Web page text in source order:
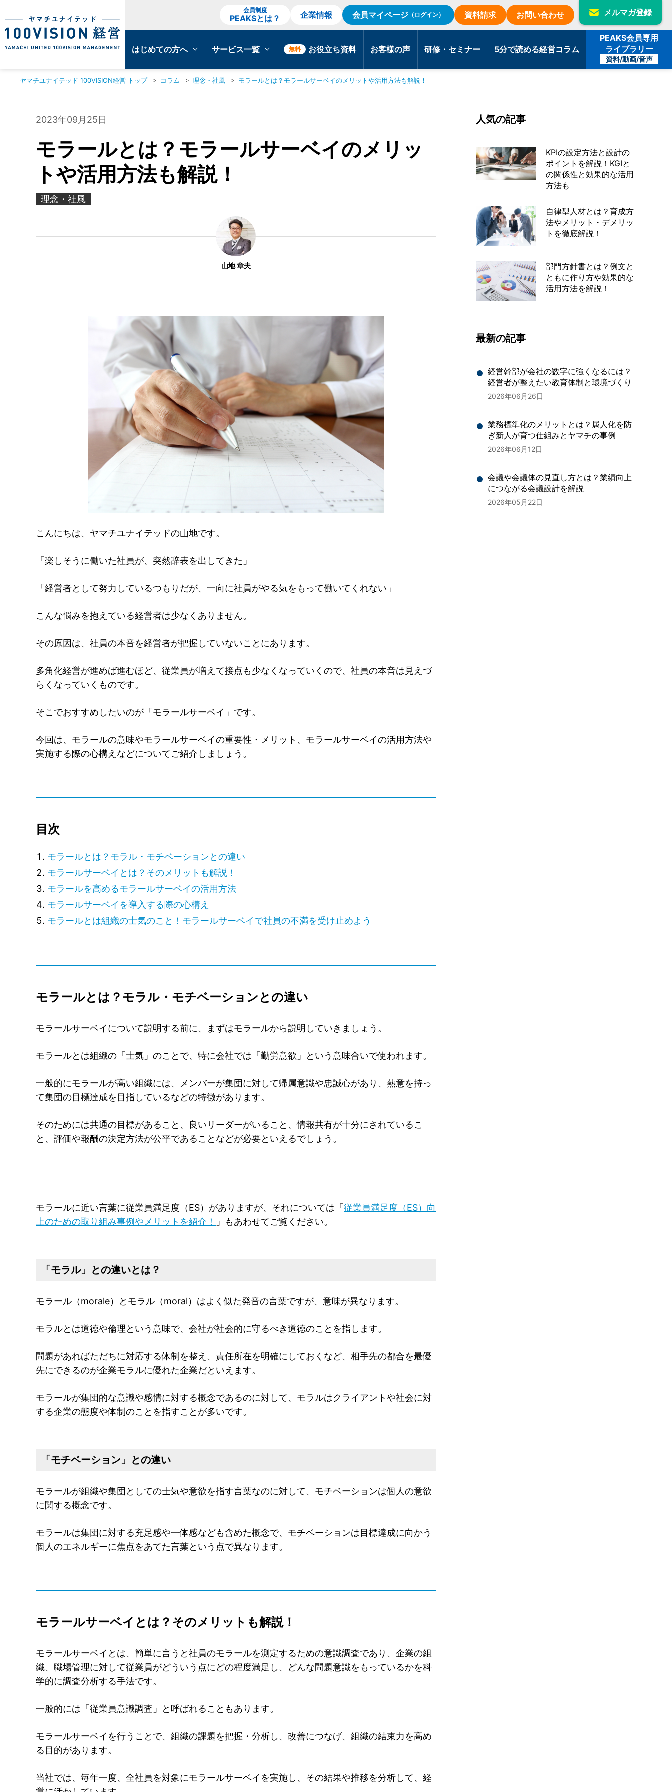
会員制度
PEAKSとは？ 企業情報 会員マイページ （ログイン） 資料請求 お問い合わせ メルマガ登録
はじめての方へ サービス一覧 無料 お役立ち資料 お客様の声 研修・セミナー 5分で読める経営コラム
PEAKS会員専用
ライブラリー
資料/動画/音声
ヤマチユナイテッド 100VISION経営 トップ コラム 理念・社風 モラールとは？モラールサーベイのメリットや活用方法も解説！
2023年09月25日
モラールとは？モラールサーベイのメリッ
トや活用方法も解説！
理念・社風
山地 章夫
こんにちは、ヤマチユナイテッドの山地です。
「楽しそうに働いた社員が、突然辞表を出してきた」
「経営者として努力しているつもりだが、一向に社員がやる気をもって働いてくれない」
こんな悩みを抱えている経営者は少なくありません。
その原因は、社員の本音を経営者が把握していないことにあります。
多角化経営が進めば進むほど、従業員が増えて接点も少なくなっていくので、社員の本音は見えづ
らくなっていくものです。
そこでおすすめしたいのが「モラールサーベイ」です。
今回は、モラールの意味やモラールサーベイの重要性・メリット、モラールサーベイの活用方法や
実施する際の心構えなどについてご紹介しましょう。
目次
モラールとは？モラル・モチベーションとの違い
モラールサーベイとは？そのメリットも解説！
モラールを高めるモラールサーベイの活用方法
モラールサーベイを導入する際の心構え
モラールとは組織の士気のこと！モラールサーベイで社員の不満を受け止めよう
モラールとは？モラル・モチベーションとの違い
モラールサーベイについて説明する前に、まずはモラールから説明していきましょう。
モラールとは組織の「士気」のことで、特に会社では「勤労意欲」という意味合いで使われます。
一般的にモラールが高い組織には、メンバーが集団に対して帰属意識や忠誠心があり、熱意を持っ
て集団の目標達成を目指しているなどの特徴があります。
そのためには共通の目標があること、良いリーダーがいること、情報共有が十分にされているこ
と、評価や報酬の決定方法が公平であることなどが必要といえるでしょう。
モラールに近い言葉に従業員満足度（ES）がありますが、それについては「 従業員満足度（ES）向
上のための取り組み事例やメリットを紹介！
」もあわせてご覧ください。
「モラル」との違いとは？
モラール（morale）とモラル（moral）はよく似た発音の言葉ですが、意味が異なります。
モラルとは道徳や倫理という意味で、会社が社会的に守るべき道徳のことを指します。
問題があればただちに対応する体制を整え、責任所在を明確にしておくなど、相手先の都合を最優
先にできるのが企業モラルに優れた企業だといえます。
モラールが集団的な意識や感情に対する概念であるのに対して、モラルはクライアントや社会に対
する企業の態度や体制のことを指すことが多いです。
「モチベーション」との違い
モラールが組織や集団としての士気や意欲を指す言葉なのに対して、モチベーションは個人の意欲
に関する概念です。
モラールは集団に対する充足感や一体感なども含めた概念で、モチベーションは目標達成に向かう
個人のエネルギーに焦点をあてた言葉という点で異なります。
モラールサーベイとは？そのメリットも解説！
モラールサーベイとは、簡単に言うと社員のモラールを測定するための意識調査であり、企業の組
織、職場管理に対して従業員がどういう点にどの程度満足し、どんな問題意識をもっているかを科
学的に調査分析する手法です。
一般的には「従業員意識調査」と呼ばれることもあります。
モラールサーベイを行うことで、組織の課題を把握・分析し、改善につなげ、組織の結束力を高め
る目的があります。
当社では、毎年一度、全社員を対象にモラールサーベイを実施し、その結果や推移を分析して、経
人気の記事
KPIの設定方法と設計の
ポイントを解説！KGIと
の関係性と効果的な活用
方法も
自律型人材とは？育成方
法やメリット・デメリッ
トを徹底解説！
部門方針書とは？例文と
ともに作り方や効果的な
活用方法を解説！
最新の記事
経営幹部が会社の数字に強くなるには？
経営者が整えたい教育体制と環境づくり
2026年06月26日
業務標準化のメリットとは？属人化を防
ぎ新人が育つ仕組みとヤマチの事例
2026年06月12日
会議や会議体の見直し方とは？業績向上
につながる会議設計を解説
2026年05月22日